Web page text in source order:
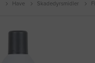
Have Skadedyrsmidler